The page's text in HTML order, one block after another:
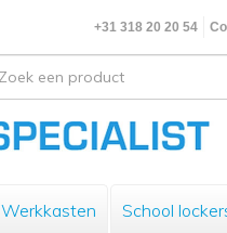
+31 318 20 20 54
Werkkasten School